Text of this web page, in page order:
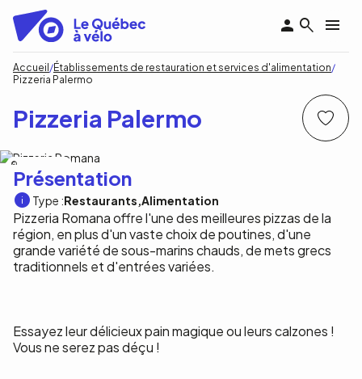
contenu
principal
Fil
Accueil
Établissements de restauration et services d'alimentation
Pizzeria Palermo
Pizzeria Palermo
Présentation
Type :Restaurants Alimentation
Pizzeria Romana offre l'une des meilleures pizzas de la
région, en plus d'un vaste choix de poutines, d'une
grande variété de sous-marins chauds, de mets grecs
traditionnels et d'entrées variées.
Essayez leur délicieux pain magique ou leurs calzones !
Vous ne serez pas déçu !